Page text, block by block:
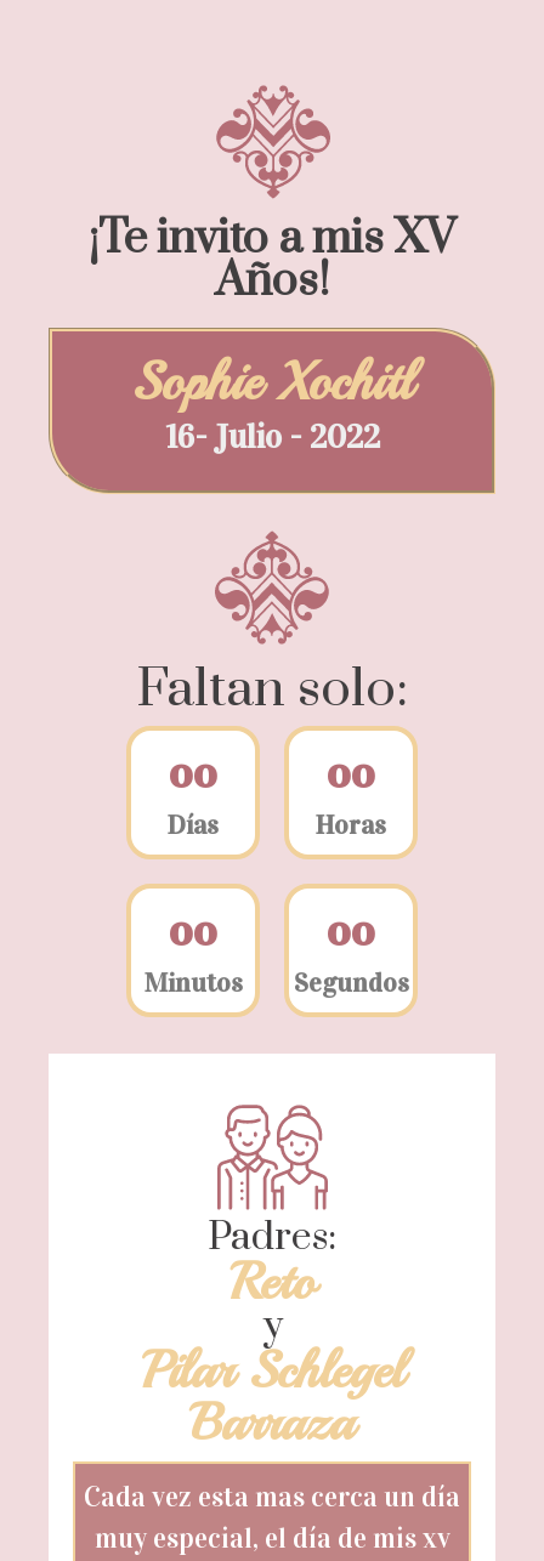
¡Te invito a mis XV
Años!
Sophie Xochitl
16- Julio - 2022
Faltan solo:
00
Días
00
Horas
00
Minutos
00
Segundos
Padres:
Reto
y
Pilar Schlegel
Barraza
Cada vez esta mas cerca un día
muy especial, el día de mis xv